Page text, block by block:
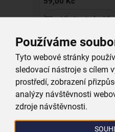
Používáme
Tyto webové stránky
sledovací nástroje s cílem
prostředí, zobrazení
analýzy návštěvnosti
zdroje návštěvnosti.
Vložit do
Zdobicí špička plochá